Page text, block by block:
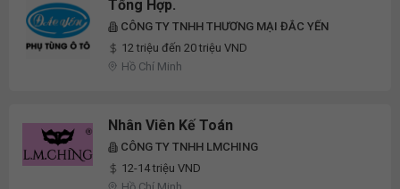
Tổng Hợp.
CÔNG TY TNHH THƯƠNG MẠI ĐẮC YẾN
12 triệu đến 20 triệu VND
Hồ Chí Minh
Nhân Viên Kế Toán
CÔNG TY TNHH LMCHING
12-14 triệu VND